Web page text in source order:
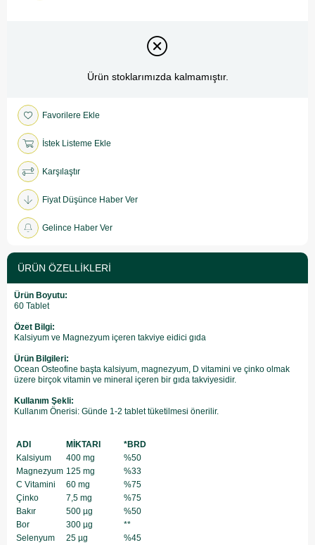
Ürün stoklarımızda kalmamıştır.
Favorilere Ekle
İstek Listeme Ekle
Karşılaştır
Fiyat Düşünce Haber Ver
Gelince Haber Ver
ÜRÜN ÖZELLIKLERI
Ürün Boyutu:
60 Tablet
Özet Bilgi:
Kalsiyum ve Magnezyum içeren takviye eidici gıda
Ürün Bilgileri:
Ocean Osteofine başta kalsiyum, magnezyum, D vitamini ve çinko olmak
üzere birçok vitamin ve mineral içeren bir gıda takviyesidir.
Kullanım Şekli:
Kullanım Önerisi: Günde 1-2 tablet tüketilmesi önerilir.
ADI MİKTARI
*BRD
Kalsiyum
400 mg
%50
Magnezyum 125 mg
%33
C Vitamini
60 mg
%75
Çinko
7,5 mg
%75
Bakır
500 µg
%50
Bor
300 µg
**
Selenyum
25 µg
%45